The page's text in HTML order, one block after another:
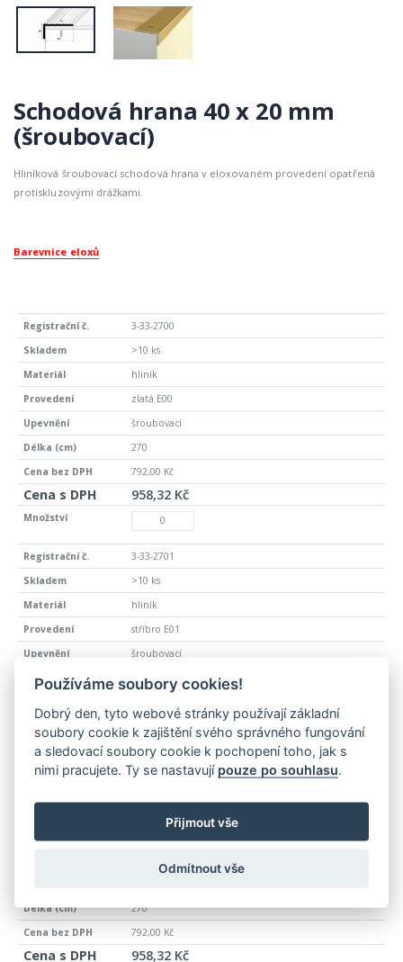
Schodová hrana 40 x 20 mm
(šroubovací)
Hliníková šroubovací schodová hrana v eloxovaném provedení opatřená
protiskluzovými drážkami.
Barevnice eloxů
3-33-2700
>10 ks
hliník
zlatá E00
šroubovací
270
792,00 Kč
958,32 Kč
3-33-2701
>10 ks
hliník
stříbro E01
šroubovací
270
958,32 Kč
270
792,00 Kč
958,32 Kč
Používáme soubory cookies!
Dobrý den, tyto webové stránky používají základní
soubory cookie k zajištění svého správného fungování
a sledovací soubory cookie k pochopení toho, jak s
nimi pracujete. Ty se nastavují pouze po souhlasu.
Přijmout vše
Odmítnout vše